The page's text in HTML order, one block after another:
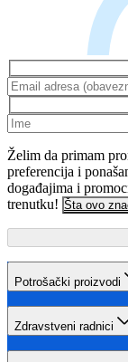
Želim da primam
preferencija i
događajima i
trenutku! Šta ovo
Potrošački proizvodi
Zdravstveni radnici